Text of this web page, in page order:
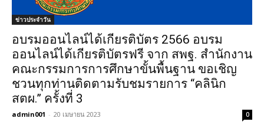
ข่าวประจำวัน
อบรมออนไลน์ได้เกียรติบัตร 2566 อบรม
ออนไลน์ได้เกียรติบัตรฟรี จาก สพฐ. สำนักงาน
คณะกรรมการการศึกษาขั้นพื้นฐาน ขอเชิญ
ชวนทุกท่านติดตามรับชมรายการ “คลินิก
สตผ.” ครั้งที่ 3
admin001 - 20 เมษายน 2023 0